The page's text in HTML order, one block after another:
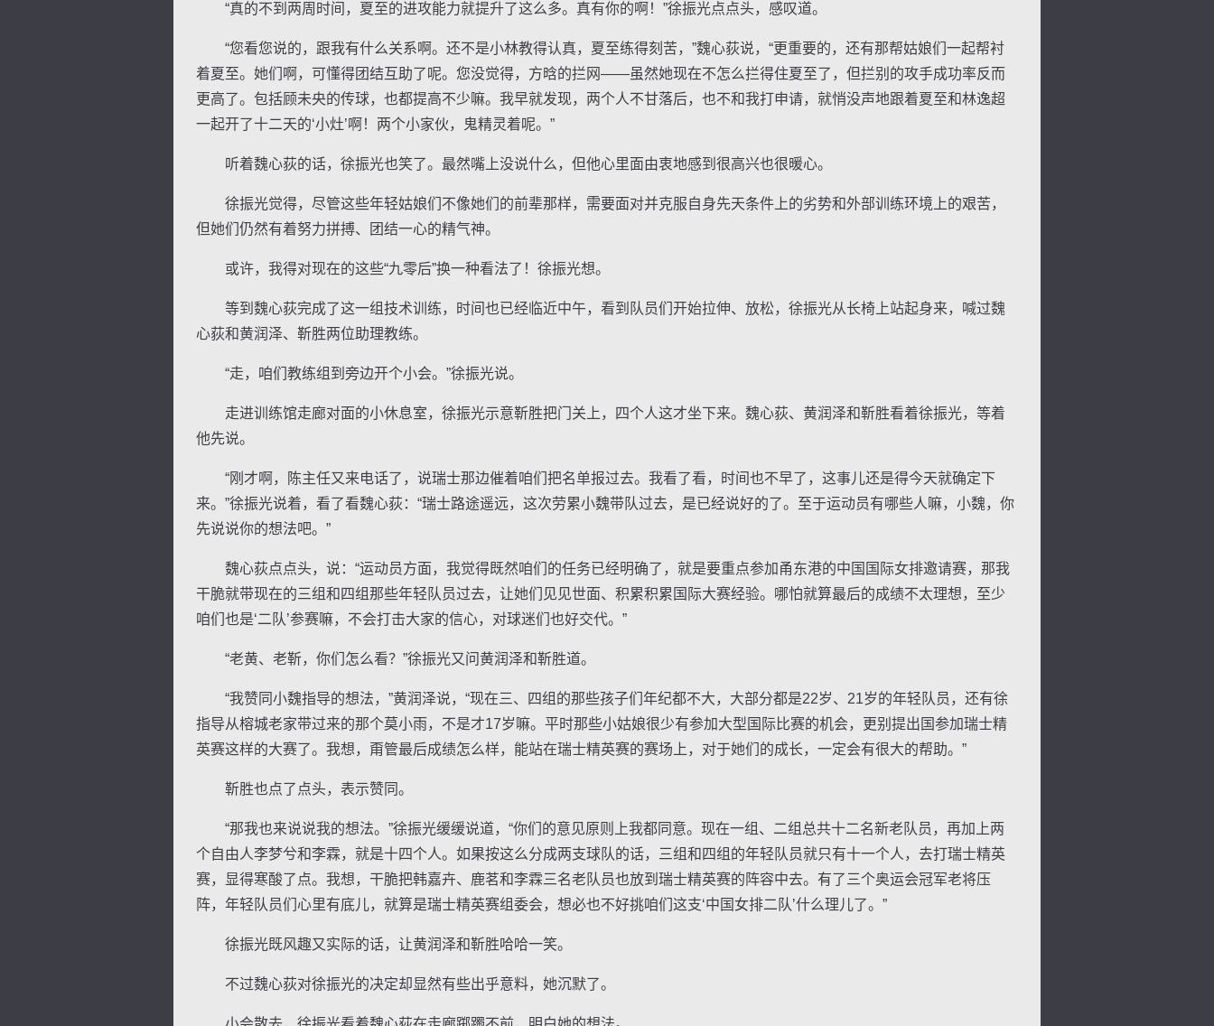
“真的不到两周时间，夏至的进攻能力就提升了这么多。真有你的啊！”徐振光点点头，感叹道。
“您看您说的，跟我有什么关系啊。还不是小林教得认真，夏至练得刻苦，”魏心荻说，“更重要的，还有那帮姑娘们一起帮衬
着夏至。她们啊，可懂得团结互助了呢。您没觉得，方晗的拦网——虽然她现在不怎么拦得住夏至了，但拦别的攻手成功率反而
更高了。包括顾未央的传球，也都提高不少嘛。我早就发现，两个人不甘落后，也不和我打申请，就悄没声地跟着夏至和林逸超
一起开了十二天的‘小灶’啊！两个小家伙，鬼精灵着呢。”
听着魏心荻的话，徐振光也笑了。最然嘴上没说什么，但他心里面由衷地感到很高兴也很暖心。
徐振光觉得，尽管这些年轻姑娘们不像她们的前辈那样，需要面对并克服自身先天条件上的劣势和外部训练环境上的艰苦，
但她们仍然有着努力拼搏、团结一心的精气神。
或许，我得对现在的这些“九零后”换一种看法了！徐振光想。
等到魏心荻完成了这一组技术训练，时间也已经临近中午，看到队员们开始拉伸、放松，徐振光从长椅上站起身来，喊过魏
心荻和黄润泽、靳胜两位助理教练。
“走，咱们教练组到旁边开个小会。”徐振光说。
走进训练馆走廊对面的小休息室，徐振光示意靳胜把门关上，四个人这才坐下来。魏心荻、黄润泽和靳胜看着徐振光，等着
他先说。
“刚才啊，陈主任又来电话了，说瑞士那边催着咱们把名单报过去。我看了看，时间也不早了，这事儿还是得今天就确定下
来。”徐振光说着，看了看魏心荻：“瑞士路途遥远，这次劳累小魏带队过去，是已经说好的了。至于运动员有哪些人嘛，小魏，你
先说说你的想法吧。”
魏心荻点点头，说：“运动员方面，我觉得既然咱们的任务已经明确了，就是要重点参加甬东港的中国国际女排邀请赛，那我
干脆就带现在的三组和四组那些年轻队员过去，让她们见见世面、积累积累国际大赛经验。哪怕就算最后的成绩不太理想，至少
咱们也是‘二队’参赛嘛，不会打击大家的信心，对球迷们也好交代。”
“老黄、老靳，你们怎么看？”徐振光又问黄润泽和靳胜道。
“我赞同小魏指导的想法，”黄润泽说，“现在三、四组的那些孩子们年纪都不大，大部分都是22岁、21岁的年轻队员，还有徐
指导从榕城老家带过来的那个莫小雨，不是才17岁嘛。平时那些小姑娘很少有参加大型国际比赛的机会，更别提出国参加瑞士精
英赛这样的大赛了。我想，甭管最后成绩怎么样，能站在瑞士精英赛的赛场上，对于她们的成长，一定会有很大的帮助。”
靳胜也点了点头，表示赞同。
“那我也来说说我的想法。”徐振光缓缓说道，“你们的意见原则上我都同意。现在一组、二组总共十二名新老队员，再加上两
个自由人李梦兮和李霖，就是十四个人。如果按这么分成两支球队的话，三组和四组的年轻队员就只有十一个人，去打瑞士精英
赛，显得寒酸了点。我想，干脆把韩嘉卉、鹿茗和李霖三名老队员也放到瑞士精英赛的阵容中去。有了三个奥运会冠军老将压
阵，年轻队员们心里有底儿，就算是瑞士精英赛组委会，想必也不好挑咱们这支‘中国女排二队’什么理儿了。”
徐振光既风趣又实际的话，让黄润泽和靳胜哈哈一笑。
不过魏心荻对徐振光的决定却显然有些出乎意料，她沉默了。